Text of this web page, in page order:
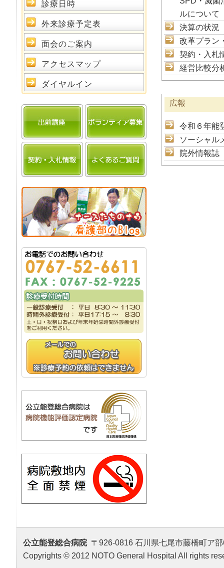
ルについて
決算の状況
改革プラン
契約・入札
経営比較分
広報
令和６年能
ソーシャル
院外情報誌
診療日時
外来診療予定表
面会のご案内
アクセスマップ
ダイヤルイン
公立能登総合病院〒926-0816 石川県七尾市藤橋町ア
Copyrights © 2012 NOTO General Hospital All rights